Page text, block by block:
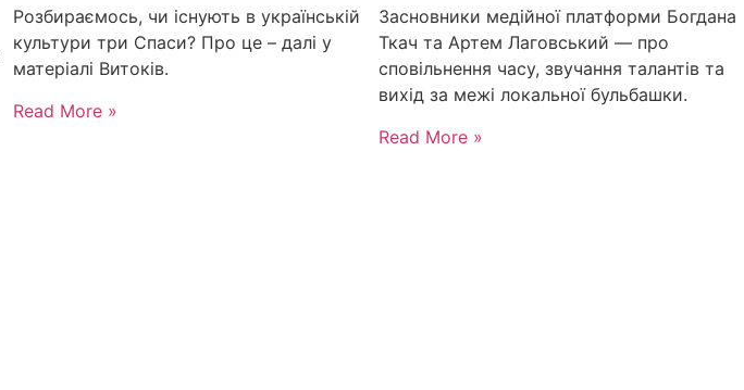
Розбираємось, чи існують в українській
культури три Спаси? Про це – далі у
матеріалі Витоків.
Read More »
Засновники медійної платформи Богдана
Ткач та Артем Лаговський — про
сповільнення часу, звучання талантів та
вихід за межі локальної бульбашки.
Read More »